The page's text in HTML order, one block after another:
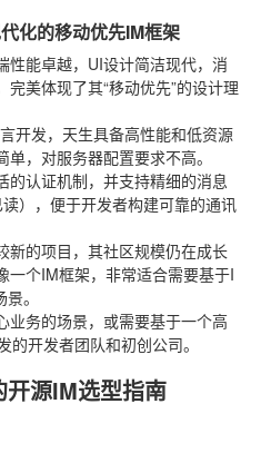
化的移动优先IM框架
性能卓越，UI设计简洁现代，消
美体现了其“移动优先”的设计理
开发，天生具备高性能和低资源
，对服务器配置要求不高。
的认证机制，并支持精细的消息
），便于开发者构建可靠的通讯
新的项目，其社区规模仍在成长
一个IM框架，非常适合需要基于I
。
业务的场景，或需要基于一个高
开发者团队和初创公司。
源IM选型指南